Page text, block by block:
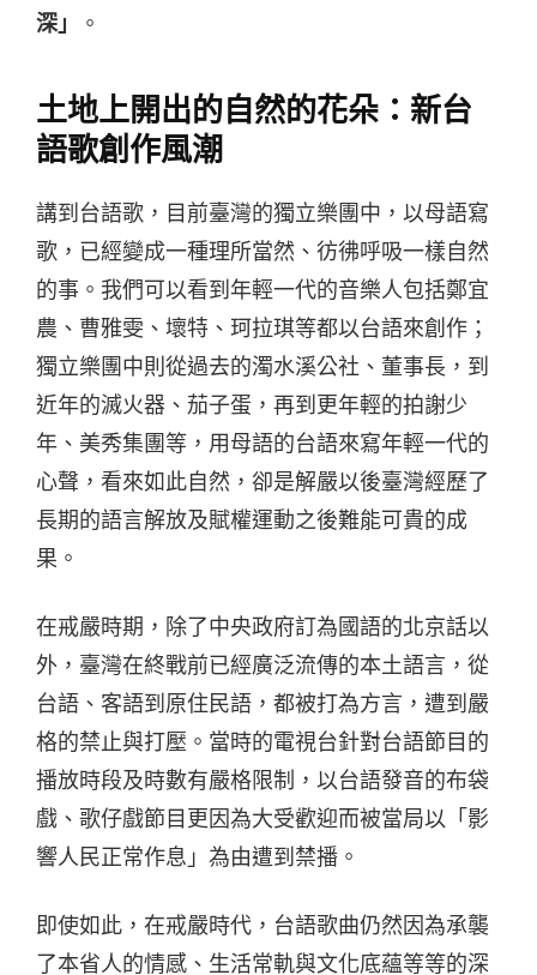
深」
。
土地上開出的自然的花朵：新台
語歌創作風潮
講到台語歌，目前臺灣的獨立樂團中，以母語寫
歌，已經變成一種理所當然、彷彿呼吸一樣自然
的事。我們可以看到年輕一代的音樂人包括鄭宜
農、曹雅雯、壞特、珂拉琪等都以台語來創作；
獨立樂團中則從過去的濁水溪公社、董事長，到
近年的滅火器、茄子蛋，再到更年輕的拍謝少
年、美秀集團等，用母語的台語來寫年輕一代的
心聲，看來如此自然，卻是解嚴以後臺灣經歷了
長期的語言解放及賦權運動之後難能可貴的成
果。
在戒嚴時期，除了中央政府訂為國語的北京話以
外，臺灣在終戰前已經廣泛流傳的本土語言，從
台語、客語到原住民語，都被打為方言，遭到嚴
格的禁止與打壓。當時的電視台針對台語節目的
播放時段及時數有嚴格限制，以台語發音的布袋
戲、歌仔戲節目更因為大受歡迎而被當局以「影
響人民正常作息」為由遭到禁播。
即使如此，在戒嚴時代，台語歌曲仍然因為承襲
了本省人的情感、生活常軌與文化底蘊等等的深